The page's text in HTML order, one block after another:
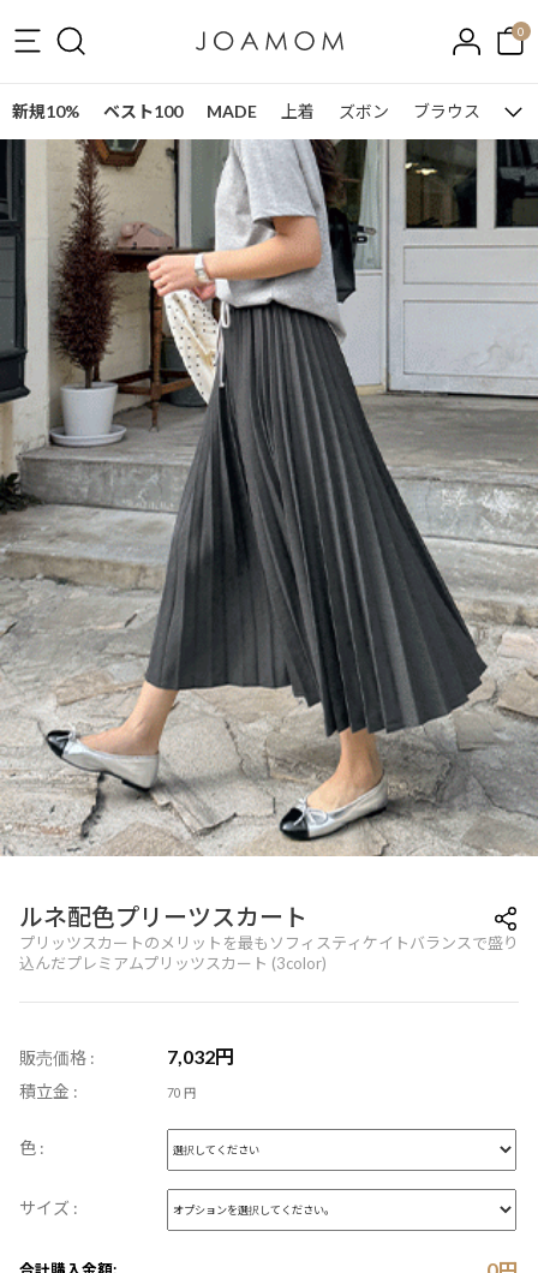
0
新規10% ベスト100 MADE 上着 ズボン ブラウス ワ
ルネ配色プリーツスカート
プリッツスカートのメリットを最もソフィスティケイトバランスで盛り
込んだプレミアムプリッツスカート (3color)
販売価格 : 7,032円
積立金 : 70 円
色 :
サイズ :